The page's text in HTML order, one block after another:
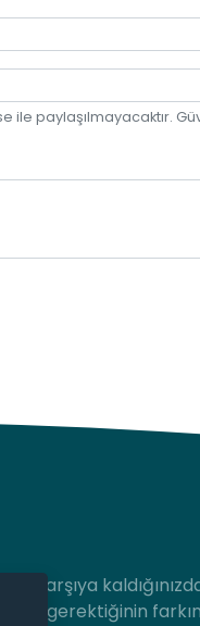
ile paylaşılmayacaktır.
karşıya
gerektiğinin